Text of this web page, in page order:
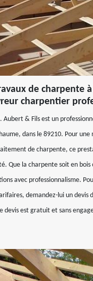
de charpente
charpentier
Aubert & Fils est un
dans le 89210. Pour une
de charpente, ce
Que la charpente soit en
avec professionnalisme.
demandez-lui un devis
devis est gratuit et sans